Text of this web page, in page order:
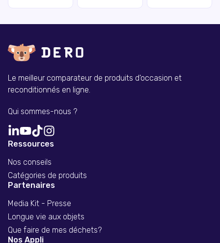
Le meilleur comparateur de produits d'occasion et
reconditionnés en ligne.
Qui sommes-nous ?
Ressources
Nos conseils
Catégories de produits
Partenaires
Media Kit - Presse
Longue vie aux objets
Que faire de mes déchets?
Nos Appli